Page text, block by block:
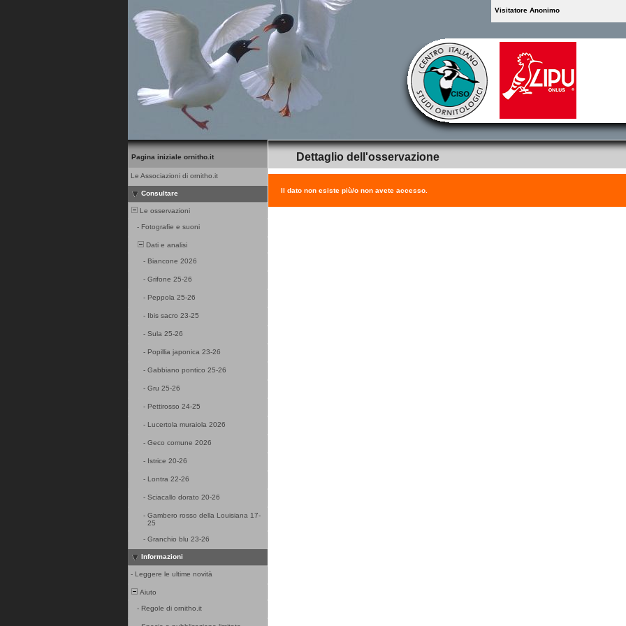
Visitatore Anonimo
Pagina iniziale ornitho.it
Le Associazioni di ornitho.it
Consultare
Le osservazioni
- Fotografie e suoni
Dati e analisi
- Biancone 2026
- Grifone 25-26
- Peppola 25-26
- Ibis sacro 23-25
- Sula 25-26
- Popillia japonica 23-26
- Gabbiano pontico 25-26
- Gru 25-26
- Pettirosso 24-25
- Lucertola muraiola 2026
- Geco comune 2026
- Istrice 20-26
- Lontra 22-26
- Sciacallo dorato 20-26
- Gambero rosso della Louisiana 17-
25
- Granchio blu 23-26
Informazioni
- Leggere le ultime novità
Aiuto
- Regole di ornitho.it
Dettaglio dell'osservazione
Il dato non esiste più/o non avete accesso.